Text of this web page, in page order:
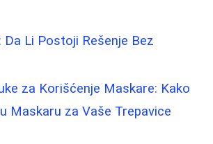
Da Li Postoji Rešenje Bez
za Korišćenje Maskare: Kako
Maskaru za Vaše Trepavice